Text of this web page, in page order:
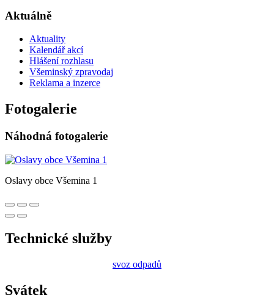
Aktuálně
Aktuality
Kalendář akcí
Hlášení rozhlasu
Všeminský zpravodaj
Reklama a inzerce
Fotogalerie
Náhodná fotogalerie
Oslavy obce Všemina 1
Technické služby
svoz odpadů
Svátek